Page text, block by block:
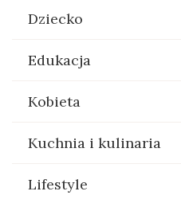
Dziecko
Edukacja
Kobieta
Kuchnia i kulinaria
Lifestyle